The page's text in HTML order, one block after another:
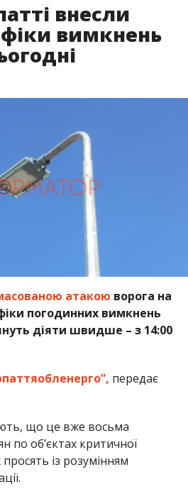
внесли
вимкнень
атакою ворога на
погодинних вимкнень
діяти швидше – з 14:00
передає
що це вже восьма
по обʼєктах критичної
із розумінням